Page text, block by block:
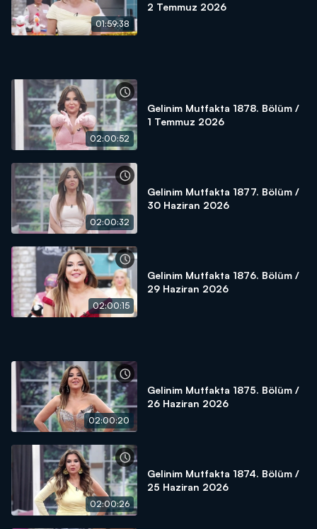
01:59:38
2 Temmuz 2026
02:00:52
Gelinim Mutfakta 1878. Bölüm /
1 Temmuz 2026
02:00:32
Gelinim Mutfakta 1877. Bölüm /
30 Haziran 2026
02:00:15
Gelinim Mutfakta 1876. Bölüm /
29 Haziran 2026
02:00:20
Gelinim Mutfakta 1875. Bölüm /
26 Haziran 2026
02:00:26
Gelinim Mutfakta 1874. Bölüm /
25 Haziran 2026